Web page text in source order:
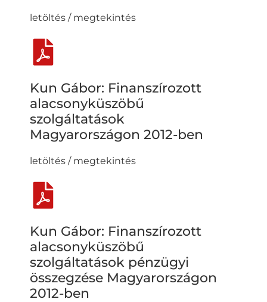
letöltés / megtekintés
Kun Gábor: Finanszírozott
alacsonyküszöbű
szolgáltatások
Magyarországon 2012-ben
letöltés / megtekintés
Kun Gábor: Finanszírozott
alacsonyküszöbű
szolgáltatások pénzügyi
összegzése Magyarországon
2012-ben